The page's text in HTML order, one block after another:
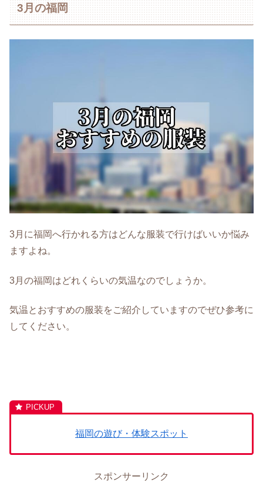
3月の福岡
3月に福岡へ行かれる方はどんな服装で行けばいいか悩み
ますよね。
3月の福岡はどれくらいの気温なのでしょうか。
気温とおすすめの服装をご紹介していますのでぜひ参考に
してください。
福岡の遊び・体験スポット
スポンサーリンク